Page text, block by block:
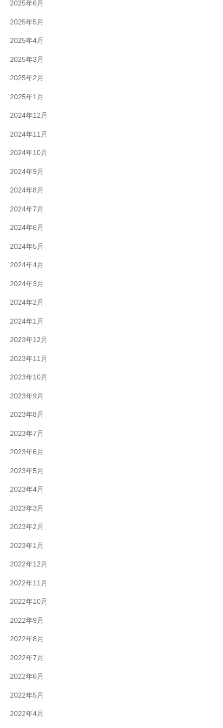
2025年6月
2025年5月
2025年4月
2025年3月
2025年2月
2025年1月
2024年12月
2024年11月
2024年10月
2024年9月
2024年8月
2024年7月
2024年6月
2024年5月
2024年4月
2024年3月
2024年2月
2024年1月
2023年12月
2023年11月
2023年10月
2023年9月
2023年8月
2023年7月
2023年6月
2023年5月
2023年4月
2023年3月
2023年2月
2023年1月
2022年12月
2022年11月
2022年10月
2022年9月
2022年8月
2022年7月
2022年6月
2022年5月
2022年4月